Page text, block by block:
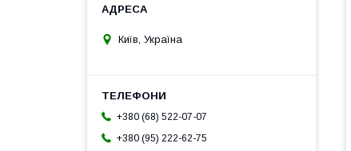
Київ, Україна
+380 (68) 522-07-07
+380 (95) 222-62-75